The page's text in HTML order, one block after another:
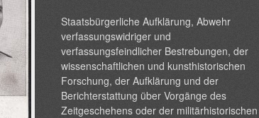
Staatsbürgerliche Aufklärung, Abwehr
verfassungswidriger und
verfassungsfeindlicher Bestrebungen, der
wissenschaftlichen und kunsthistorischen
Forschung, der Aufklärung und der
Berichterstattung über Vorgänge des
Zeitgeschehens oder der militärhistorischen